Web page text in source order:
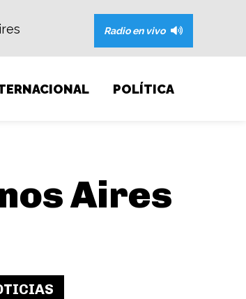
Radio en vivo
POLÍTICA
Aires